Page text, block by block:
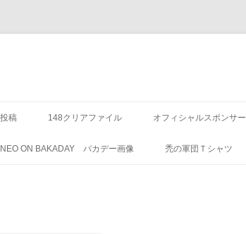
稿 148クリアファイル オフィシャルスポンサー
ON BAKADAY バカデー画像 禿の軍団Ｔシャツ